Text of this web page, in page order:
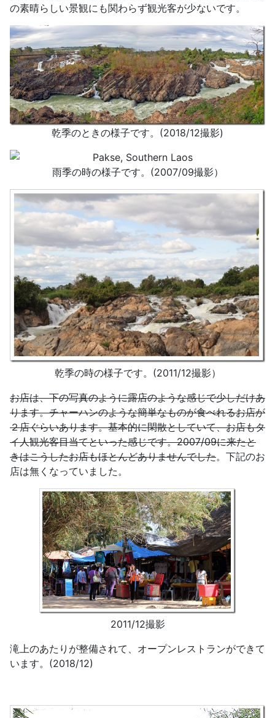
の素晴らしい景観にも関わらず観光客が少ないです。
乾季のときの様子です。(2018/12撮影)
雨季の時の様子です。(2007/09撮影）
乾季の時の様子です。(2011/12撮影）
お店は、下の写真のように露店のような感じで少しだけあ
ります。チャーハンのような簡単なものが食べれるお店が
２店ぐらいあります。基本的に閑散としていて、お店もタ
イ人観光客目当てといった感じです。2007/09に来たと
きはこうしたお店もほとんどありませんでした。下記のお
店は無くなっていました。
2011/12撮影
滝上のあたりが整備されて、オープンレストランができて
います。(2018/12)